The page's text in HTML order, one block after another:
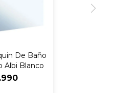
De Baño
Albi Blanco